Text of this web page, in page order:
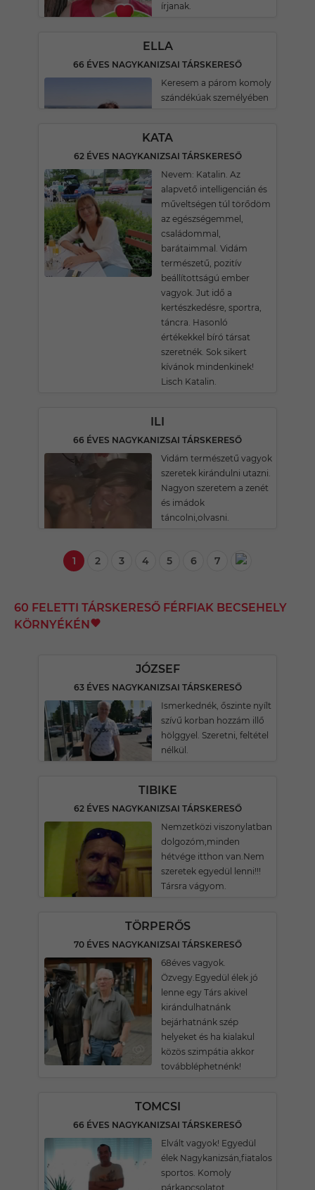
írjanak.
ELLA
66 ÉVES NAGYKANIZSAI TÁRSKERESŐ
Keresem a párom komoly
szándékúak személyében
KATA
62 ÉVES NAGYKANIZSAI TÁRSKERESŐ
Nevem: Katalin. Az
alapvető intelligencián és
műveltségen túl törődöm
az egészségemmel,
családommal,
barátaimmal. Vidám
természetű, pozitív
beállítottságú ember
vagyok. Jut idő a
kertészkedésre, sportra,
táncra. Hasonló
értékekkel bíró társat
szeretnék. Sok sikert
kívánok mindenkinek!
Lisch Katalin.
ILI
66 ÉVES NAGYKANIZSAI TÁRSKERESŐ
Vidám természetű vagyok
szeretek kirándulni utazni.
Nagyon szeretem a zenét
és imádok
táncolni,olvasni.
1 2 3 4 5 6 7
60 FELETTI TÁRSKERESŐ FÉRFIAK BECSEHELY
KÖRNYÉKÉN
JÓZSEF
63 ÉVES NAGYKANIZSAI TÁRSKERESŐ
Ismerkednék, őszinte nyílt
szívű korban hozzám illő
hölggyel. Szeretni, feltétel
nélkül.
TIBIKE
62 ÉVES NAGYKANIZSAI TÁRSKERESŐ
Nemzetközi viszonylatban
dolgozóm,minden
hétvége itthon van.Nem
szeretek egyedül lenni!!!
Társra vágyom.
TÖRPERŐS
70 ÉVES NAGYKANIZSAI TÁRSKERESŐ
68éves vagyok.
Özvegy.Egyedül élek jó
lenne egy Társ akivel
kirándulhatnánk
bejárhatnánk szép
helyeket és ha kialakul
közös szimpátia akkor
továbbléphetnénk!
TOMCSI
66 ÉVES NAGYKANIZSAI TÁRSKERESŐ
Elvált vagyok! Egyedül
élek Nagykanizsán,fiatalos
sportos. Komoly
párkapcsolatot